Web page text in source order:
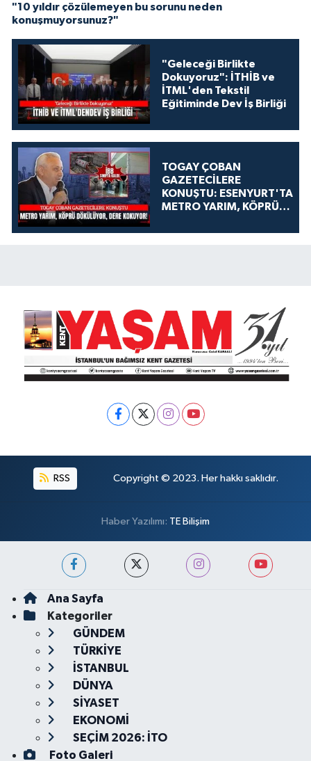
"10 yıldır çözülemeyen bu sorunu neden
konuşmuyorsunuz?"
"Geleceği Birlikte
Dokuyoruz": İTHİB ve
İTML'den Tekstil
Eğitiminde Dev İş Birliği
TOGAY ÇOBAN
GAZETECİLERE
KONUŞTU: ESENYURT'TA
METRO YARIM, KÖPRÜ
KOKUYOR!
RSS Copyright © 2023. Her hakkı saklıdır.
Haber Yazılımı: TE Bilişim
Ana Sayfa
Kategoriler
GÜNDEM
TÜRKİYE
İSTANBUL
DÜNYA
SİYASET
EKONOMİ
SEÇİM 2026: İTO
Foto Galeri